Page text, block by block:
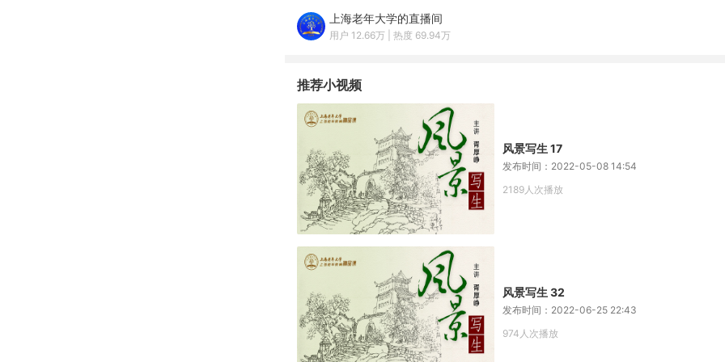
上海老年大学的直播间
用户 12.66万 | 热度 69.94万
推荐小视频
风景写生 17
发布时间：2022-05-08 14:54
2189人次播放
风景写生 32
发布时间：2022-06-25 22:43
974人次播放